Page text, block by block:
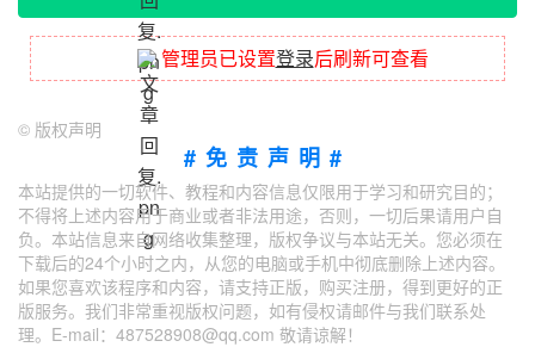
管理员已设置登录后刷新可查看
© 版权声明
#免责声明#
本站提供的一切软件、教程和内容信息仅限用于学习和研究目的；
不得将上述内容用于商业或者非法用途，否则，一切后果请用户自
负。本站信息来自网络收集整理，版权争议与本站无关。您必须在
下载后的24个小时之内，从您的电脑或手机中彻底删除上述内容。
如果您喜欢该程序和内容，请支持正版，购买注册，得到更好的正
版服务。我们非常重视版权问题，如有侵权请邮件与我们联系处
理。E-mail：487528908@qq.com 敬请谅解！